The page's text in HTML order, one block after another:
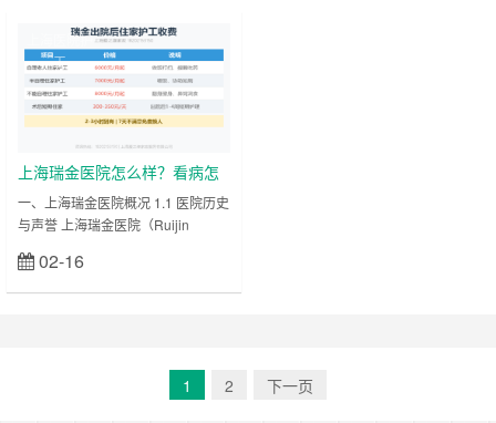
流程与个性化照护方案，为患者及家
属提供有温度的解决方案。 一、一
站式护工服务平台，满足多元需求
爱之缘护工依托数字化管理系统，打
造高效便捷的服务链条，覆盖医院陪
护、居家照护、术后康复、老人照料
等全场景需求：……
上海医院护
工
上海瑞金医院怎么样？看病怎
么找护工？
一、上海瑞金医院概况 1.1 医院历史
与声誉 上海瑞金医院（Ruijin
属医院，创建于1907年，前身为广
慈医院。作为中国最早的西医医院之
性三级甲等医院。 瑞金医院在多个
领域处于国内领先地位，尤其在血液
02-16
1 2 下一页